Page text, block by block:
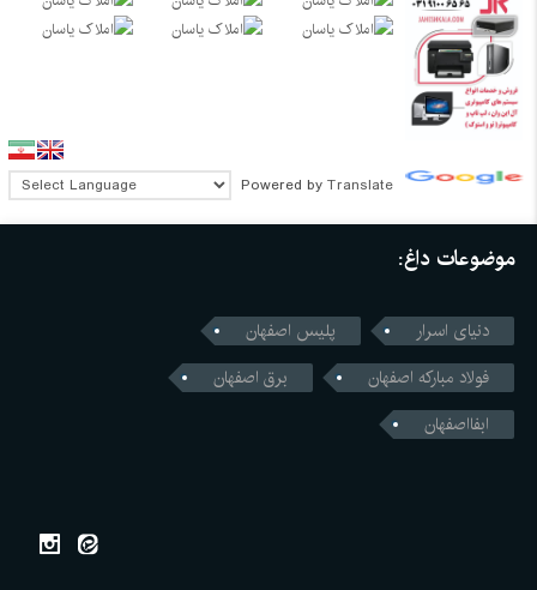
Powered by Translate
موضوعات داغ:
دنیای اسرار
پلیس اصفهان
فولاد مبارکه اصفهان
برق اصفهان
ابفااصفهان